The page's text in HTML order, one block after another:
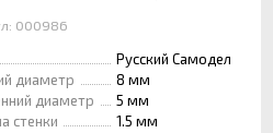
000986
Русский Самодел
диаметр
8 мм
диаметр
5 мм
стенки
1.5 мм